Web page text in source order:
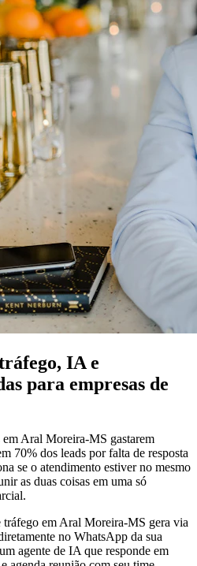
IA e
para empresas de
em Aral Moreira-MS gastarem
70% dos leads por falta de resposta
se o atendimento estiver no mesmo
as duas coisas em uma só
tráfego em Aral Moreira-MS gera via
no WhatsApp da sua
agente de IA que responde em